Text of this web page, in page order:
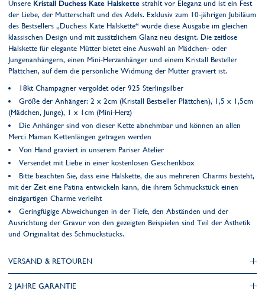
Unsere Kristall Duchess Kate Halskette strahlt vor Eleganz und ist ein Fest
der Liebe, der Mutterschaft und des Adels. Exklusiv zum 10-jährigen Jubiläum
des Bestsellers „Duchess Kate Halskette“ wurde diese Ausgabe im gleichen
klassischen Design und mit zusätzlichem Glanz neu designt. Die zeitlose
Halskette für elegante Mütter bietet eine Auswahl an Mädchen- oder
Jungenanhängern, einen Mini-Herzanhänger und einem Kristall Besteller
Plättchen, auf dem die persönliche Widmung der Mutter graviert ist.
18kt Champagner vergoldet oder 925 Sterlingsilber
Größe der Anhänger: 2 x 2cm (Kristall Bestseller Plättchen), 1,5 x 1,5cm
(Mädchen, Junge), 1 x 1cm (Mini-Herz)
Die Anhänger sind von dieser Kette abnehmbar und können an allen
Merci Maman Kettenlängen getragen werden
Von Hand graviert in unserem Pariser Atelier
Versendet mit Liebe in einer kostenlosen Geschenkbox
Bitte beachten Sie, dass eine Halskette, die aus mehreren Charms besteht,
mit der Zeit eine Patina entwickeln kann, die ihrem Schmuckstück einen
einzigartigen Charme verleiht
Geringfügige Abweichungen in der Tiefe, den Abständen und der
Ausrichtung der Gravur von den gezeigten Beispielen sind Teil der Ästhetik
und Originalität des Schmuckstücks.
VERSAND & RETOUREN
2 JAHRE GARANTIE